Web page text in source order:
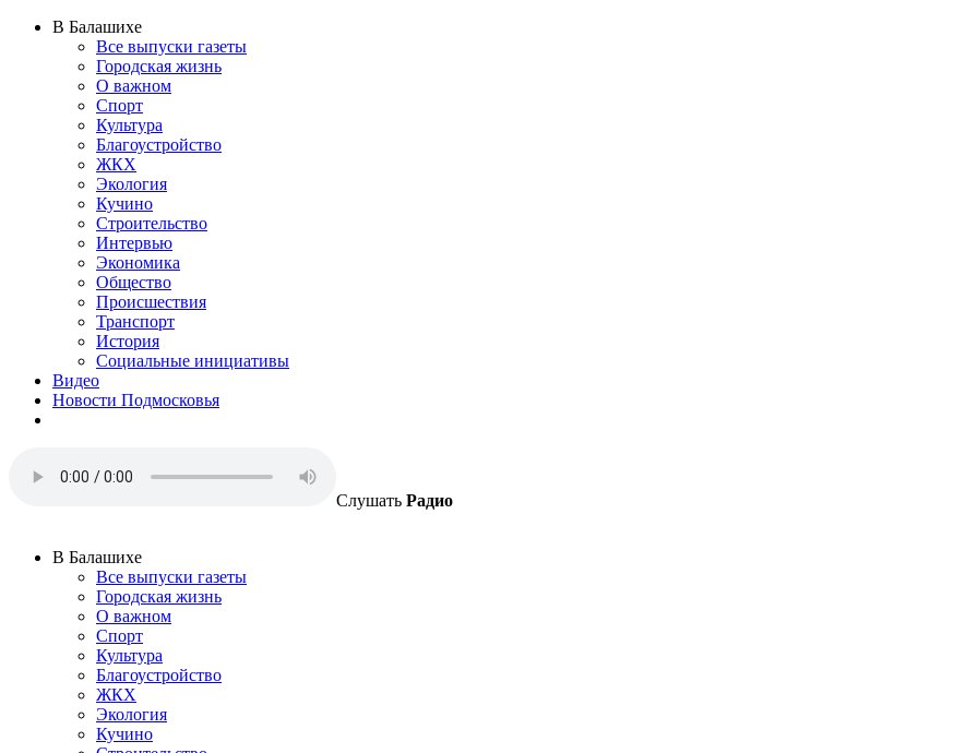
В Балашихе
Все выпуски газеты
Городская жизнь
О важном
Спорт
Культура
Благоустройство
ЖКХ
Экология
Кучино
Строительство
Интервью
Экономика
Общество
Происшествия
Транспорт
История
Социальные инициативы
Видео
Новости Подмосковья
Слушать Радио
В Балашихе
Все выпуски газеты
Городская жизнь
О важном
Спорт
Культура
Благоустройство
ЖКХ
Экология
Кучино